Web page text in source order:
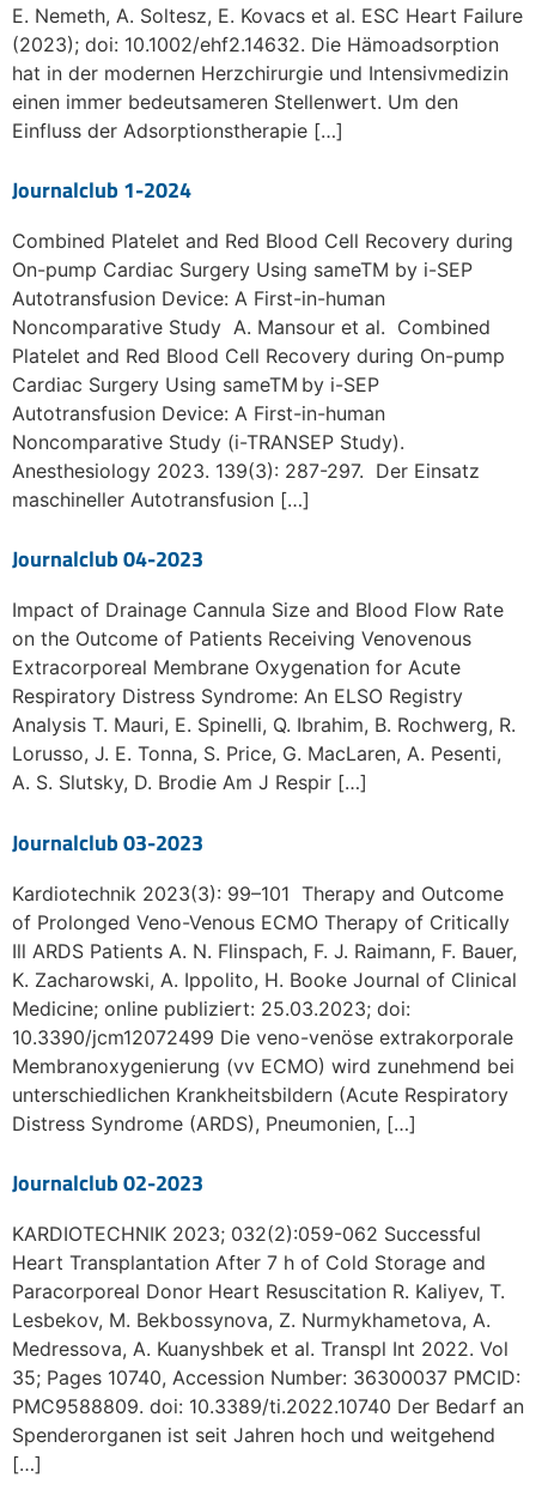
E. Nemeth, A. Soltesz, E. Kovacs et al. ESC Heart Failure
(2023); doi: 10.1002/ehf2.14632. Die Hämoadsorption
hat in der modernen Herzchirurgie und Intensivmedizin
einen immer bedeutsameren Stellenwert. Um den
Einfluss der Adsorptionstherapie […]
Journalclub 1-2024
Combined Platelet and Red Blood Cell Recovery during
On-pump Cardiac Surgery Using sameTM by i-SEP
Autotransfusion Device: A First-in-human
Noncomparative Study A. Mansour et al. Combined
Platelet and Red Blood Cell Recovery during On-pump
Cardiac Surgery Using sameTM by i-SEP
Autotransfusion Device: A First-in-human
Noncomparative Study (i-TRANSEP Study).
Anesthesiology 2023. 139(3): 287-297. Der Einsatz
maschineller Autotransfusion […]
Journalclub 04-2023
Impact of Drainage Cannula Size and Blood Flow Rate
on the Outcome of Patients Receiving Venovenous
Extracorporeal Membrane Oxygenation for Acute
Respiratory Distress Syndrome: An ELSO Registry
Analysis T. Mauri, E. Spinelli, Q. Ibrahim, B. Rochwerg, R.
Lorusso, J. E. Tonna, S. Price, G. MacLaren, A. Pesenti,
A. S. Slutsky, D. Brodie Am J Respir […]
Journalclub 03-2023
Kardiotechnik 2023(3): 99–101 Therapy and Outcome
of Prolonged Veno-Venous ECMO Therapy of Critically
Ill ARDS Patients A. N. Flinspach, F. J. Raimann, F. Bauer,
K. Zacharowski, A. Ippolito, H. Booke Journal of Clinical
Medicine; online publiziert: 25.03.2023; doi:
10.3390/jcm12072499 Die veno-venöse extrakorporale
Membranoxygenierung (vv ECMO) wird zunehmend bei
unterschiedlichen Krankheitsbildern (Acute Respiratory
Distress Syndrome (ARDS), Pneumonien, […]
Journalclub 02-2023
KARDIOTECHNIK 2023; 032(2):059-062 Successful
Heart Transplantation After 7 h of Cold Storage and
Paracorporeal Donor Heart Resuscitation R. Kaliyev, T.
Lesbekov, M. Bekbossynova, Z. Nurmykhametova, A.
Medressova, A. Kuanyshbek et al. Transpl Int 2022. Vol
35; Pages 10740, Accession Number: 36300037 PMCID:
PMC9588809. doi: 10.3389/ti.2022.10740 Der Bedarf an
Spenderorganen ist seit Jahren hoch und weitgehend
[…]